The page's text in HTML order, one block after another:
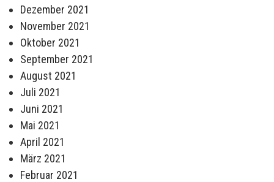
Dezember 2021
November 2021
Oktober 2021
September 2021
August 2021
Juli 2021
Juni 2021
Mai 2021
April 2021
März 2021
Februar 2021